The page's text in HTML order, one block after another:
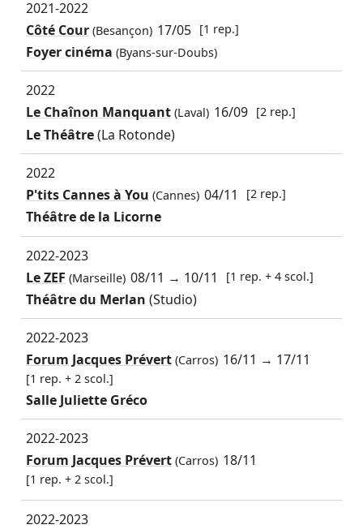
2021-2022
Côté Cour(Besançon) 17/05 [1 rep.]
Foyer cinéma (Byans-sur-Doubs)
2022
Le Chaînon Manquant(Laval) 16/09 [2 rep.]
Le Théâtre(La Rotonde)
2022
P'tits Cannes à You (Cannes) 04/11 [2 rep.]
Théâtre de la Licorne
2022-2023
Le ZEF (Marseille) 08/11 → 10/11 [1 rep. + 4 scol.]
Théâtre du Merlan (Studio)
2022-2023
Forum Jacques Prévert(Carros) 16/11 → 17/11
[1 rep. + 2 scol.]
Salle Juliette Gréco
2022-2023
Forum Jacques Prévert(Carros) 18/11
[1 rep. + 2 scol.]
2022-2023